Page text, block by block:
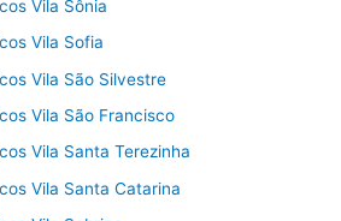
Vila Sônia
Vila Sofia
Vila São Silvestre
Vila São Francisco
Vila Santa Terezinha
Vila Santa Catarina